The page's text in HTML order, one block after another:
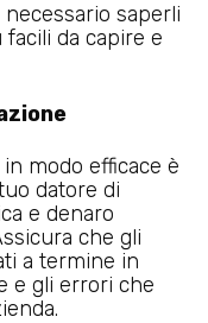
saperli
da capire e
in modo efficace è
datore di
e denaro
che gli
a termine in
e gli errori che